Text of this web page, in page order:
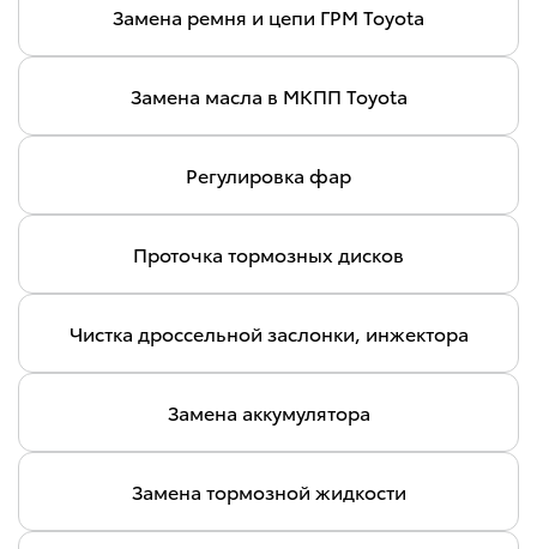
Замена ремня и цепи ГРМ Toyota
Замена масла в МКПП Toyota
Регулировка фар
Проточка тормозных дисков
Чистка дроссельной заслонки, инжектора
Замена аккумулятора
Замена тормозной жидкости